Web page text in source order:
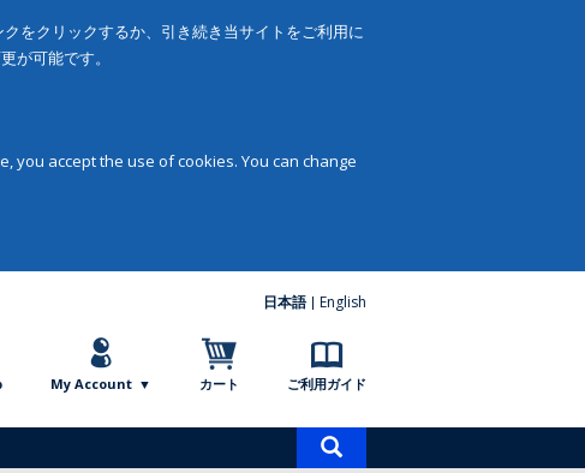
をクリックするか、引き続き当サイトをご利用に
が可能です。
you accept the use of cookies. You can change
日本語 English
My Account カート ご利用ガイド